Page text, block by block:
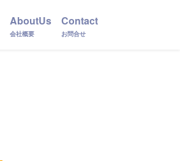
AboutUs
会社概要
Contact
お問合せ